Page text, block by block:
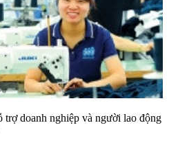
doanh nghiệp và người lao động